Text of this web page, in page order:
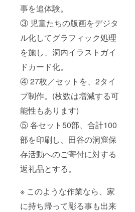
事を追体験。
③ 児童たちの版画をデジタ
ル化してグラフィック処理
を施し、洞内イラストガイ
ドカード化。
④ 27枚／セットを、2タイ
プ制作。(枚数は増減する可
能性もあります)
⑤ 各セット50部、合計100
部を印刷し、田谷の洞窟保
存活動へのご寄付に対する
返礼品とする。
※ このような作業なら、家
に持ち帰って彫る事も出来